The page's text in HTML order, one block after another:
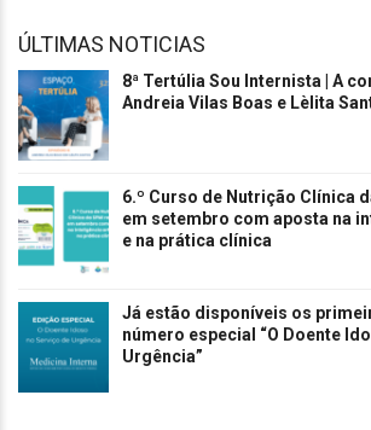
ÚLTIMAS NOTICIAS
8ª Tertúlia Sou Internista | A
Andreia Vilas Boas e Lèlita
6.º Curso de Nutrição Clínica
em setembro com aposta na
e na prática clínica
Já estão disponíveis os
número especial “O Doente
Urgência”